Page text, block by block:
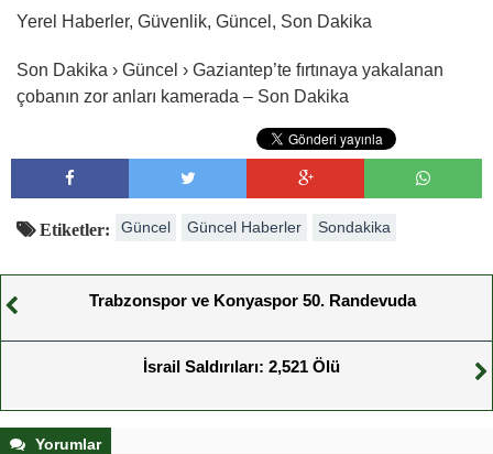
Yerel Haberler, Güvenlik, Güncel, Son Dakika
Son Dakika › Güncel › Gaziantep’te fırtınaya yakalanan
çobanın zor anları kamerada – Son Dakika
Etiketler: Güncel Güncel Haberler Sondakika
Trabzonspor ve Konyaspor 50. Randevuda
İsrail Saldırıları: 2,521 Ölü
Yorumlar